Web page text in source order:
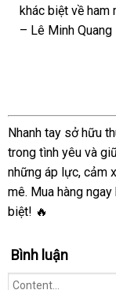
khác biệt về ham
– Lê Minh Quang
Nhanh tay sở hữu
trong tình yêu và
những áp lực, cảm
mê. Mua hàng
biệt! 🔥
Bình luận